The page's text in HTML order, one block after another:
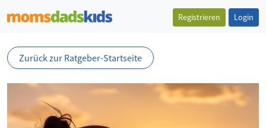
Registrieren Login
Zurück zur Ratgeber-Startseite